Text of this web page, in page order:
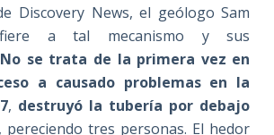
Discovery News, el geólogo Sam
a tal mecanismo y sus
No se trata de la primera vez en
a causado problemas en la
, destruyó la tubería por debajo
pereciendo tres personas. El hedor